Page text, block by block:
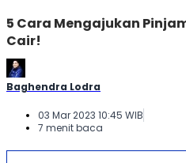
5 Cara Mengajukan
Cair!
Baghendra Lodra
03 Mar 2023 10:45 WIB
7 menit baca